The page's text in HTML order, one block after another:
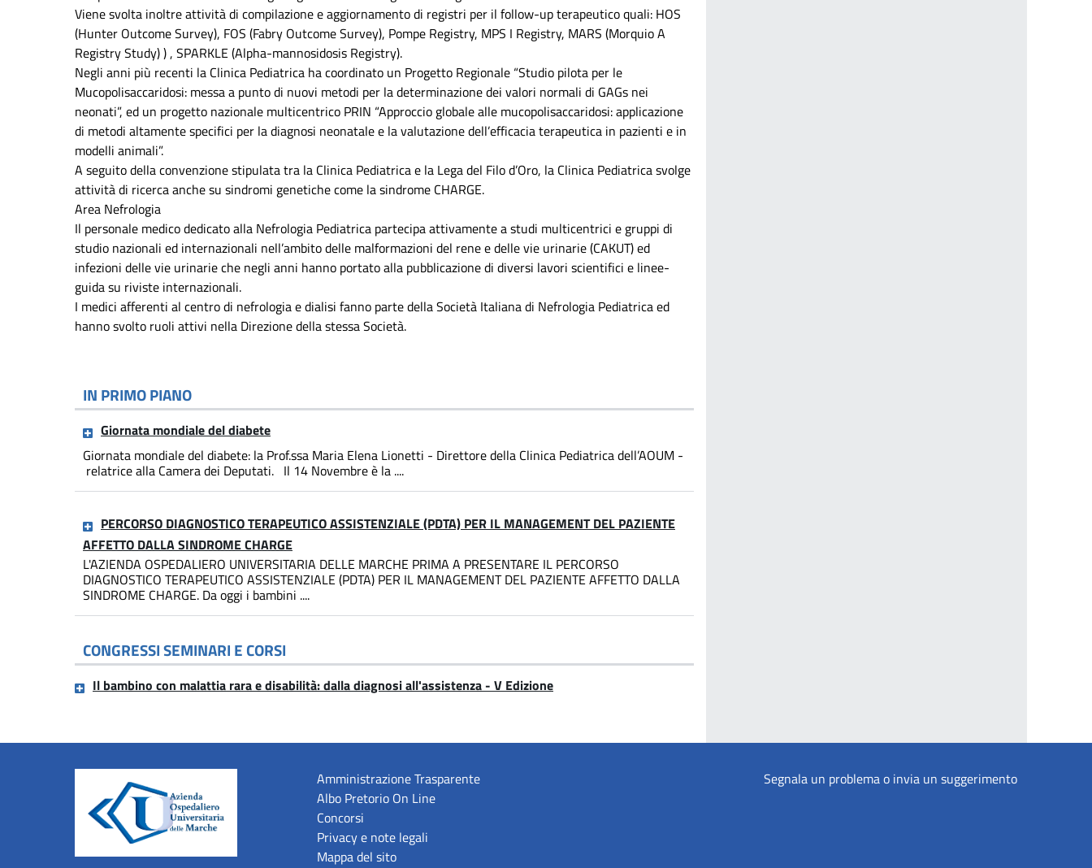
Viene svolta inoltre attività di compilazione e aggiornamento di registri per il follow-up terapeutico quali: HOS
(Hunter Outcome Survey), FOS (Fabry Outcome Survey), Pompe Registry, MPS I Registry, MARS (Morquio A
Registry Study) ) , SPARKLE (Alpha-mannosidosis Registry).
Negli anni più recenti la Clinica Pediatrica ha coordinato un Progetto Regionale “Studio pilota per le
Mucopolisaccaridosi: messa a punto di nuovi metodi per la determinazione dei valori normali di GAGs nei
neonati”, ed un progetto nazionale multicentrico PRIN “Approccio globale alle mucopolisaccaridosi: applicazione
di metodi altamente specifici per la diagnosi neonatale e la valutazione dell’efficacia terapeutica in pazienti e in
modelli animali”.
A seguito della convenzione stipulata tra la Clinica Pediatrica e la Lega del Filo d’Oro, la Clinica Pediatrica svolge
attività di ricerca anche su sindromi genetiche come la sindrome CHARGE.
Area Nefrologia
Il personale medico dedicato alla Nefrologia Pediatrica partecipa attivamente a studi multicentrici e gruppi di
studio nazionali ed internazionali nell’ambito delle malformazioni del rene e delle vie urinarie (CAKUT) ed
infezioni delle vie urinarie che negli anni hanno portato alla pubblicazione di diversi lavori scientifici e linee-
guida su riviste internazionali.
I medici afferenti al centro di nefrologia e dialisi fanno parte della Società Italiana di Nefrologia Pediatrica ed
hanno svolto ruoli attivi nella Direzione della stessa Società.
IN PRIMO PIANO
Giornata mondiale del diabete
Giornata mondiale del diabete: la Prof.ssa Maria Elena Lionetti - Direttore della Clinica Pediatrica dell’AOUM -
relatrice alla Camera dei Deputati. Il 14 Novembre è la ....
PERCORSO DIAGNOSTICO TERAPEUTICO ASSISTENZIALE (PDTA) PER IL MANAGEMENT DEL PAZIENTE
AFFETTO DALLA SINDROME CHARGE
L'AZIENDA OSPEDALIERO UNIVERSITARIA DELLE MARCHE PRIMA A PRESENTARE IL PERCORSO
DIAGNOSTICO TERAPEUTICO ASSISTENZIALE (PDTA) PER IL MANAGEMENT DEL PAZIENTE AFFETTO DALLA
SINDROME CHARGE. Da oggi i bambini ....
CONGRESSI SEMINARI E CORSI
Il bambino con malattia rara e disabilità: dalla diagnosi all'assistenza - V Edizione
Amministrazione Trasparente
Albo Pretorio On Line
Concorsi
Privacy e note legali
Mappa del sito
Segnala un problema o invia un suggerimento